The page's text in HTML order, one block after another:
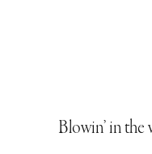
Blowin’ in the